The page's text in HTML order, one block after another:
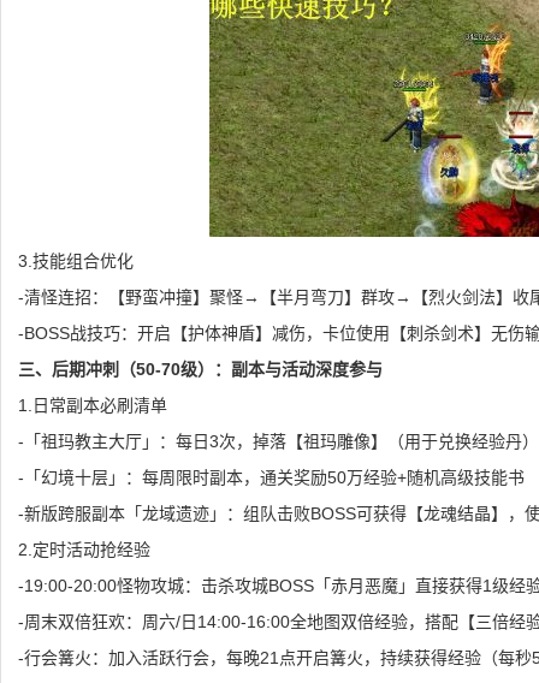
3.技能组合优化
-清怪连招：【野蛮冲撞】聚怪→【半月弯刀】群攻→【烈火剑法】收
-BOSS战技巧：开启【护体神盾】减伤，卡位使用【刺杀剑术】无伤
三、后期冲刺（50-70级）：副本与活动深度参与
1.日常副本必刷清单
-「祖玛教主大厅」：每日3次，掉落【祖玛雕像】（用于兑换经验丹）
-「幻境十层」：每周限时副本，通关奖励50万经验+随机高级技能书
-新版跨服副本「龙域遗迹」：组队击败BOSS可获得【龙魂结晶】，
2.定时活动抢经验
-19:00-20:00怪物攻城：击杀攻城BOSS「赤月恶魔」直接获得1级经
-周末双倍狂欢：周六/日14:00-16:00全地图双倍经验，搭配【三倍经
-行会篝火：加入活跃行会，每晚21点开启篝火，持续获得经验（每秒